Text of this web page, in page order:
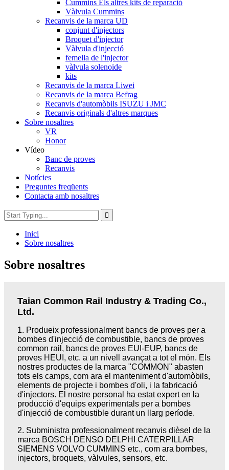
Cummins Els altres kits de reparació
Vàlvula Cummins
Recanvis de la marca UD
conjunt d'injectors
Broquet d'injector
Vàlvula d'injecció
femella de l'injector
vàlvula solenoide
kits
Recanvis de la marca Liwei
Recanvis de la marca Befrag
Recanvis d'automòbils ISUZU i JMC
Recanvis originals d'altres marques
Sobre nosaltres
VR
Honor
Vídeo
Banc de proves
Recanvis
Notícies
Preguntes freqüents
Contacta amb nosaltres
Inici
Sobre nosaltres
Sobre nosaltres
Taian Common Rail Industry & Trading Co.,
Ltd.
1. Produeix professionalment bancs de proves per a
bombes d'injecció de combustible, bancs de proves
common rail, bancs de proves EUI-EUP, bancs de
proves HEUI, etc. a un nivell avançat a tot el món. Els
nostres productes de la marca "COMMON" abasten
tots els camps, com ara el manteniment d'automòbils,
elements de projecte i bombes d'oli, i la fabricació
d'injectors. El nostre personal ha estat expert en la
producció d'equips experimentals per a bombes
d'injecció de combustible durant un llarg període.
2. Subministra professionalment recanvis dièsel de la
marca BOSCH DENSO DELPHI CATERPILLAR
SIEMENS VOLVO CUMMINS etc., com ara bombes,
injectors, broquets, vàlvules, sensors, etc.